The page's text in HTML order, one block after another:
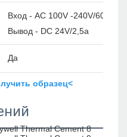
Вход - AC 100V -240V/60 Гц
Вывод - DC 24V/2,5a
Да
образец<